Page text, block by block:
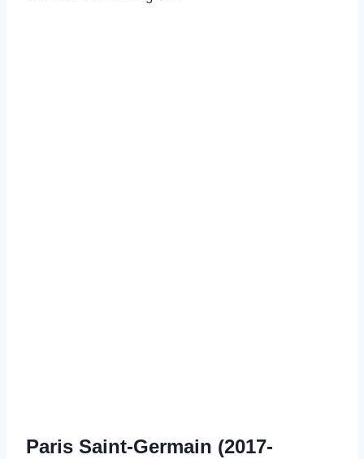
Paris Saint-Germain (2017-